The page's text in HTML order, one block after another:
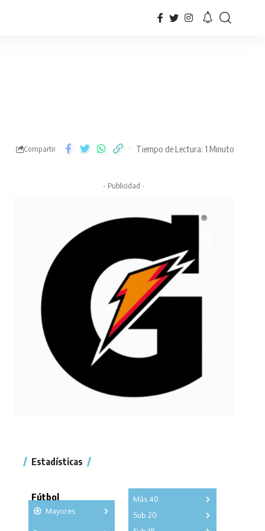
Compartir Tiempo de Lectura: 1 Minuto
- Publicidad -
Estadísticas
Fútbol
Mayores
Más 40
Sub 20